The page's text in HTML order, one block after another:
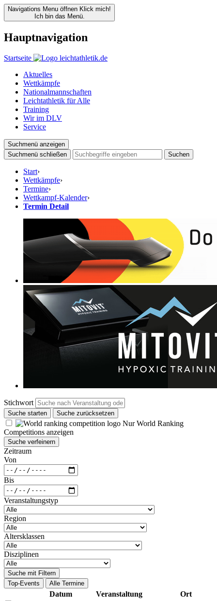
Navigations Menu öffnen Klick mich!
Ich bin das Menü.
Hauptnavigation
Startseite
Aktuelles
Wettkämpfe
Nationalmannschaften
Leichtathletik für Alle
Training
Wir im DLV
Service
Suchmenü anzeigen
Suchmenü schließen
Suchen
Start›
Wettkämpfe›
Termine›
Wettkampf-Kalender›
Termin Detail
Stichwort
Suche starten Suche zurücksetzen
Nur World Ranking
Competitions anzeigen
Suche verfeinern
Zeitraum
Von
Bis
Veranstaltungstyp
Region
Altersklassen
Disziplinen
Suche mit Filtern
Top-Events
Alle Termine
Datum Veranstaltung Ort